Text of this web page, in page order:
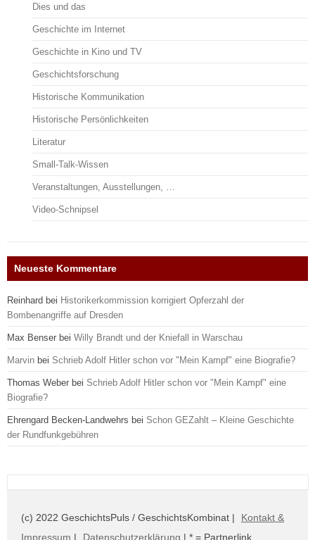
Dies und das
Geschichte im Internet
Geschichte in Kino und TV
Geschichtsforschung
Historische Kommunikation
Historische Persönlichkeiten
Literatur
Small-Talk-Wissen
Veranstaltungen, Ausstellungen, …
Video-Schnipsel
Neueste Kommentare
Reinhard bei Historikerkommission korrigiert Opferzahl der
Bombenangriffe auf Dresden
Max Benser bei Willy Brandt und der Kniefall in Warschau
Marvin bei Schrieb Adolf Hitler schon vor "Mein Kampf" eine Biografie?
Thomas Weber bei Schrieb Adolf Hitler schon vor "Mein Kampf" eine
Biografie?
Ehrengard Becken-Landwehrs bei Schon GEZahlt – Kleine Geschichte
der Rundfunkgebühren
(c) 2022 GeschichtsPuls / GeschichtsKombinat |
Kontakt &
Impressum | Datenschutzerklärung | * = Partnerlink